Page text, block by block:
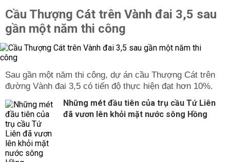
Cầu Thượng Cát trên Vành đai 3,5 sau
gần một năm thi công
Sau gần một năm thi công, dự án cầu Thượng Cát trên
đường Vành đai 3,5 có tiến độ thực hiện đạt hơn 10%.
Những mét đầu tiên của trụ cầu Tứ Liên
đã vươn lên khỏi mặt nước sông Hồng